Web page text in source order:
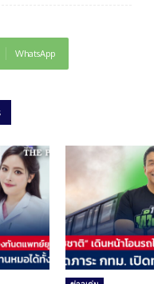
WhatsApp